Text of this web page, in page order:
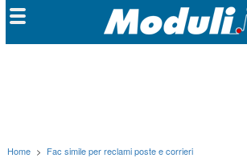
Home > Fac simile per reclami poste e corrieri